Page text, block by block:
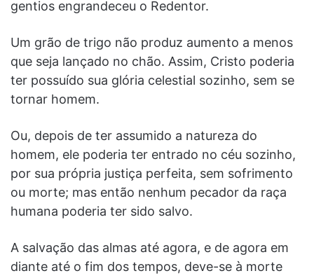
gentios engrandeceu o Redentor.
Um grão de trigo não produz aumento a menos
que seja lançado no chão. Assim, Cristo poderia
ter possuído sua glória celestial sozinho, sem se
tornar homem.
Ou, depois de ter assumido a natureza do
homem, ele poderia ter entrado no céu sozinho,
por sua própria justiça perfeita, sem sofrimento
ou morte; mas então nenhum pecador da raça
humana poderia ter sido salvo.
A salvação das almas até agora, e de agora em
diante até o fim dos tempos, deve-se à morte